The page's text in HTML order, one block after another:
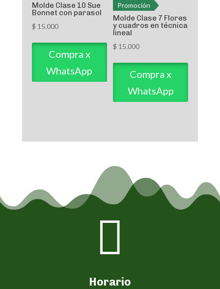
Molde Clase 10 Sue
Bonnet con parasol
$ 15.000
Compra x
WhatsApp
Promoción
Molde Clase 7 Flores
y cuadros en técnica
lineal
$ 15.000
Compra x
WhatsApp

Horario